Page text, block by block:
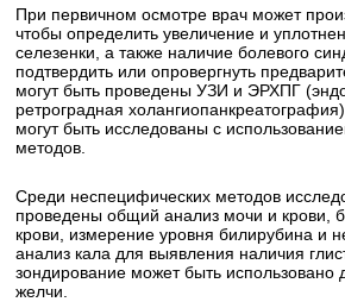
При первичном осмотре врач может
чтобы определить увеличение и
селезенки, а также наличие болевого
подтвердить или опровергнуть
могут быть проведены УЗИ и ЭРХПГ
ретроградная
могут быть исследованы с
методов.
Среди неспецифических методов
проведены общий анализ мочи и крови,
крови, измерение уровня билирубина и
анализ кала для выявления наличия
зондирование может быть использовано
желчи.